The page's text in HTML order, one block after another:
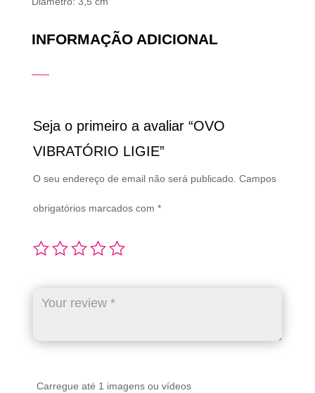
INFORMAÇÃO ADICIONAL
Seja o primeiro a avaliar “OVO
VIBRATÓRIO LIGIE”
O seu endereço de email não será publicado. Campos
obrigatórios marcados com *
Carregue até 1 imagens ou vídeos